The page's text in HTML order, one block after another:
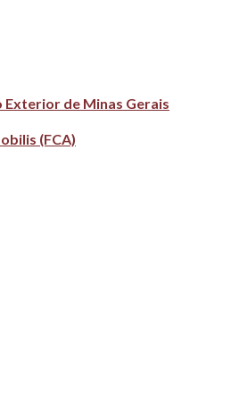
Exterior de Minas Gerais
(FCA)